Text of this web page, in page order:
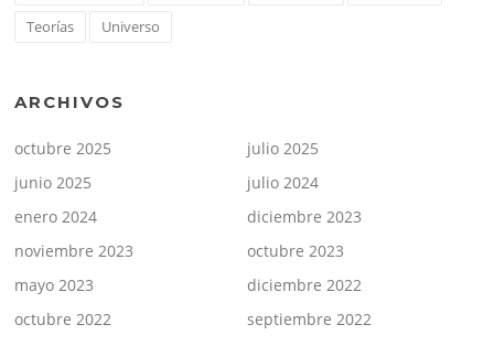
Teorías
Universo
ARCHIVOS
octubre 2025
julio 2025
junio 2025
julio 2024
enero 2024
diciembre 2023
noviembre 2023
octubre 2023
mayo 2023
diciembre 2022
octubre 2022
septiembre 2022